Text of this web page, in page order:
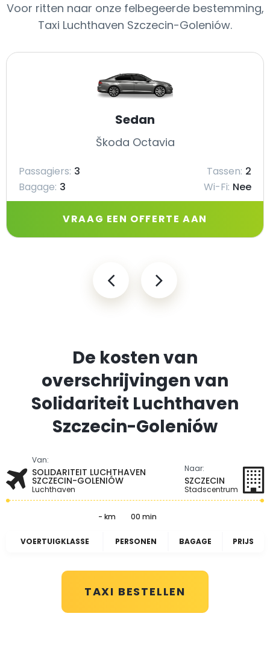
Voor ritten naar onze felbegeerde bestemming,
Taxi Luchthaven Szczecin-Goleniów.
Sedan
Škoda Octavia
Passagiers: 3 Tassen: 2
Bagage: 3 Wi-Fi: Nee
VRAAG EEN OFFERTE AAN
De kosten van
overschrijvingen van
Solidariteit Luchthaven
Szczecin-Goleniów
Van:
SOLIDARITEIT LUCHTHAVEN
SZCZECIN-GOLENIÓW
Luchthaven
Naar:
SZCZECIN
Stadscentrum
- km 00 min
VOERTUIGKLASSE PERSONEN BAGAGE PRIJS
TAXI BESTELLEN